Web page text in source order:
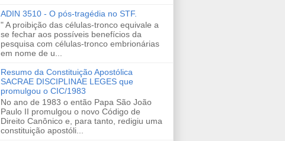
ADIN 3510 - O pós-tragédia no STF.
" A proibição das células-tronco equivale a
se fechar aos possíveis benefícios da
pesquisa com células-tronco embrionárias
em nome de u...
Resumo da Constituição Apostólica
SACRAE DISCIPLINAE LEGES que
promulgou o CIC/1983
No ano de 1983 o então Papa São João
Paulo II promulgou o novo Código de
Direito Canônico e, para tanto, redigiu uma
constituição apostóli...